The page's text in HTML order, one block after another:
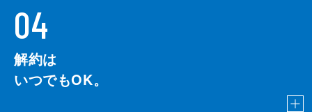
04
解約は
いつでもOK。